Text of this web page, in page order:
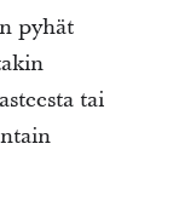
pyhät
tai